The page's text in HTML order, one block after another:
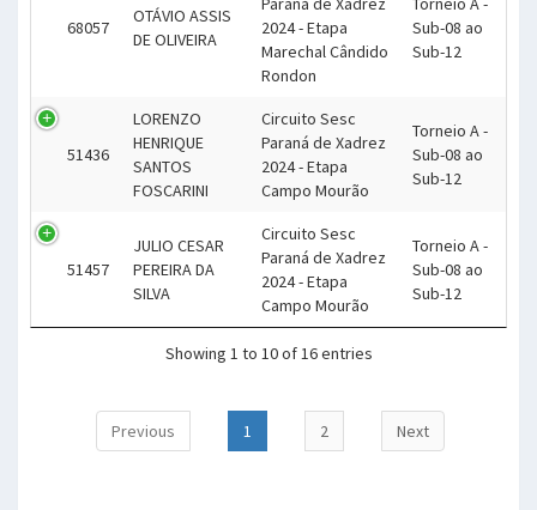
68057
OTÁVIO ASSIS
DE OLIVEIRA
2024 - Etapa
Marechal Cândido
Rondon
Sub-08 ao
Sub-12
51436
LORENZO
HENRIQUE
SANTOS
FOSCARINI
Circuito Sesc
Paraná de Xadrez
2024 - Etapa
Campo Mourão
Torneio A -
Sub-08 ao
Sub-12
51457
JULIO CESAR
PEREIRA DA
SILVA
Circuito Sesc
Paraná de Xadrez
2024 - Etapa
Campo Mourão
Torneio A -
Sub-08 ao
Sub-12
Showing 1 to 10 of 16 entries
Previous 1 2 Next